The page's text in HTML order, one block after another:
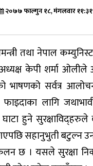
२०७७ फाल्गुन १८, मंगलवार ११:३१
तथा नेपाल
केपी शर्मा
भाषणको सर्वत्र
लागि
हुने
सहानुभुती बटुल्न
छ । यसले सुरक्षा